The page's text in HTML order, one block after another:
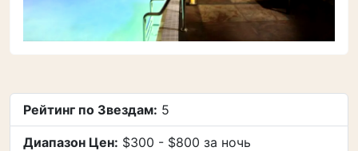
Рейтинг по Звездам: 5
Диапазон Цен: $300 - $800 за ночь